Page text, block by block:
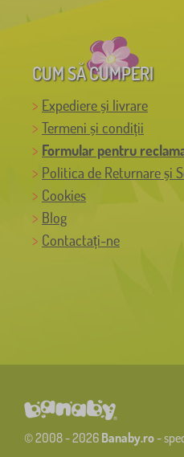
CUM SĂ CUMPERI
Expediere și livrare
Termeni și condiții
Formular pentru
Politica de Returnare și
Cookies
Blog
Contactați-ne
© 2008 - 2026 Banaby.ro-